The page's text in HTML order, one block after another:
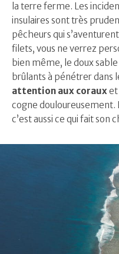
la terre ferme. Les
insulaires sont très
pêcheurs qui
filets, vous ne verrez
bien même, le doux
brûlants à pénétrer dans
attention aux corauxet
cogne douloureusement.
c’est aussi ce qui fait son